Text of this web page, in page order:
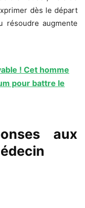
dès le départ
résoudre augmente
! Cet homme
pour battre le
aux